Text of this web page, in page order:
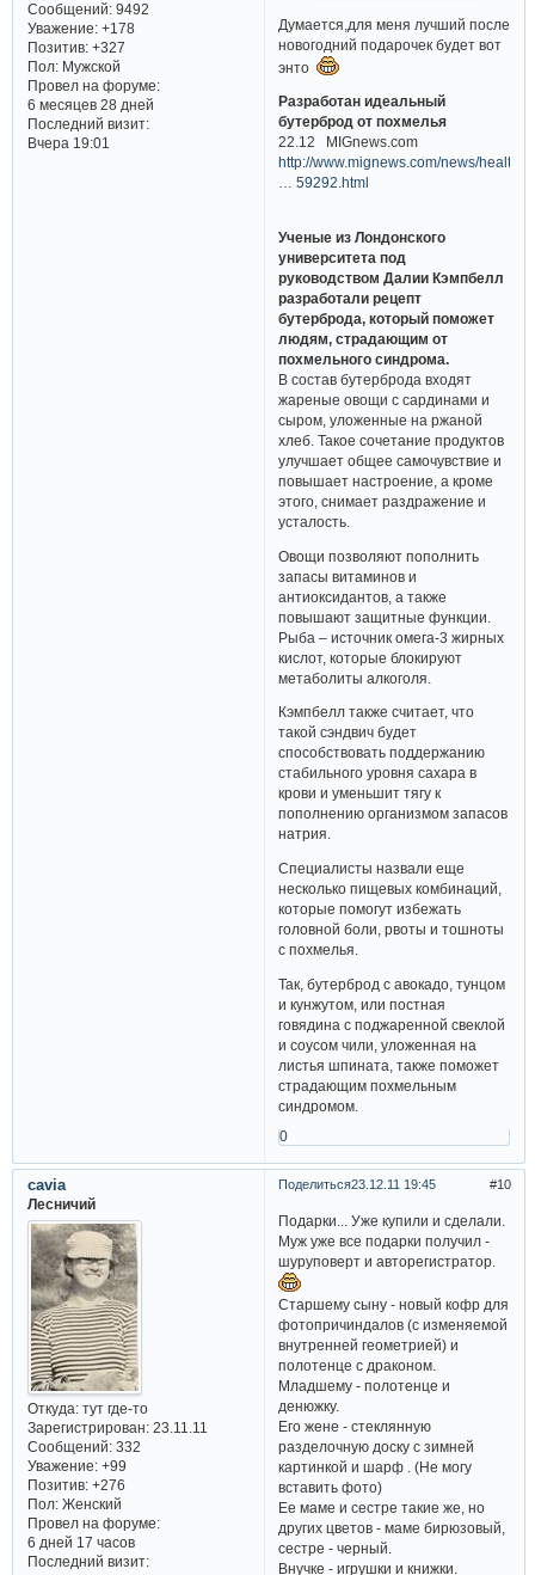
Откуда:с Севера я, но на Юге
Зарегистрирован
Элина77(запасной
игрок) написал(а):
Это верно, но я
всегда в затруднении,
а что подарить?
Думается,для меня лучший после
Разработан идеальный
бутерброд от похмелья
22.12 MIGnews.com
http://www.mignews.com/news/health/
… 59292.html
Ученые из Лондонского
университета под
руководством Далии Кэмпбелл
разработали рецепт
бутерброда, который поможет
людям, страдающим от
похмельного синдрома.
жареные овощи с сардинами и
сыром, уложенные на ржаной
хлеб. Такое сочетание продуктов
улучшает общее самочувствие и
повышает настроение, а кроме
этого, снимает раздражение и
усталость.
Овощи позволяют пополнить
запасы витаминов и
антиоксидантов, а также
повышают защитные функции.
Рыба – источник омега-3 жирных
кислот, которые блокируют
метаболиты алкоголя.
Кэмпбелл также считает, что
такой сэндвич будет
способствовать поддержанию
стабильного уровня сахара в
крови и уменьшит тягу к
натрия.
Специалисты назвали еще
несколько пищевых комбинаций,
которые помогут избежать
головной боли, рвоты и тошноты
с похмелья.
Так, бутерброд с авокадо, тунцом
и кунжутом, или постная
говядина с поджаренной свеклой
листья шпината, также поможет
страдающим похмельным
синдромом.
0
Поделиться23.12.11 19:45
cavia
Лесничий
Откуда:тут где-то
Подарки... Уже купили и сделали.
шуруповерт и авторегистратор.
Старшему сыну - новый кофр для
фотопричиндалов (с изменяемой
внутренней геометрией) и
полотенце с драконом.
Младшему - полотенце и
денюжку.